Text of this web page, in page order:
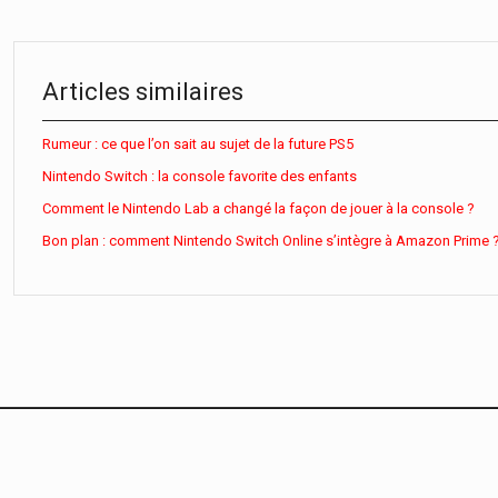
Articles similaires
Rumeur : ce que l’on sait au sujet de la future PS5
Nintendo Switch : la console favorite des enfants
Comment le Nintendo Lab a changé la façon de jouer à la console ?
Bon plan : comment Nintendo Switch Online s’intègre à Amazon Prime ?